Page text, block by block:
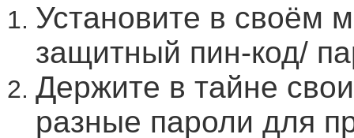
Установите в своём
защитный пин-код/
Держите в тайне
разные пароли для